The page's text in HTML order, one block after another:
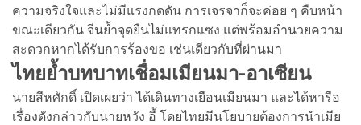
ความจริงใจและไม่มีแรงกดดัน การเจรจาก็จะค่อย ๆ คืบหน้า
ขณะเดียวกัน จีนย้ำจุดยืนไม่แทรกแซง แต่พร้อมอำนวยความ
สะดวกหากได้รับการร้องขอ เช่นเดียวกับที่ผ่านมา
ไทยย้ำบทบาทเชื่อมเมียนมา-อาเซียน
นายสีหศักดิ์ เปิดเผยว่า ได้เดินทางเยือนเมียนมา และได้หารือ
เรื่องดังกล่าวกับนายหวัง อี้ โดยไทยมีนโยบายต้องการนำเมีย